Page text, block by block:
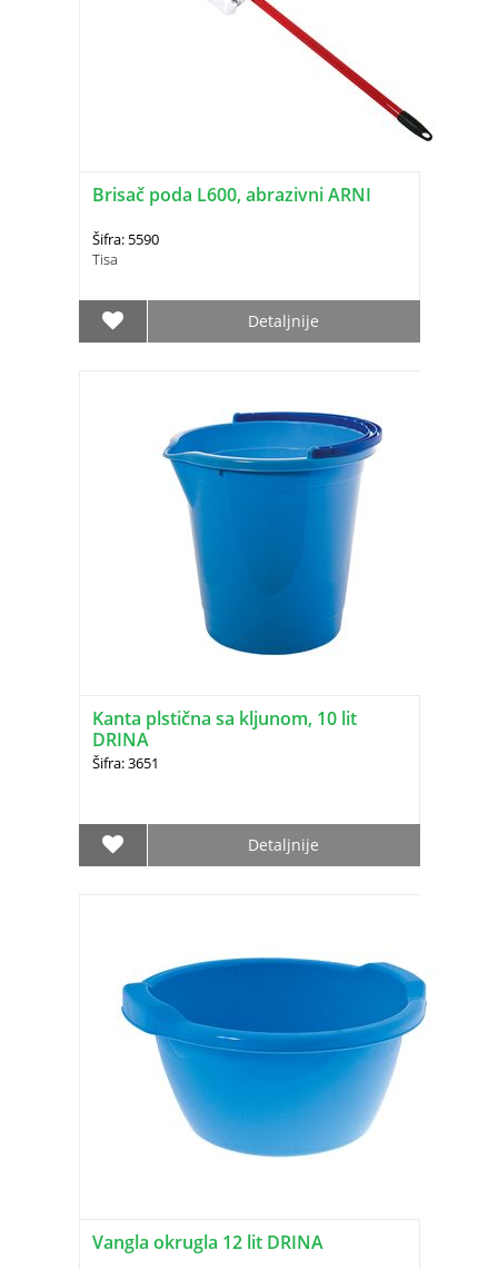
Brisač poda L600, abrazivni ARNI
Šifra: 5590
Tisa
Detaljnije
Kanta plstična sa kljunom, 10 lit
DRINA
Šifra: 3651
Detaljnije
Vangla okrugla 12 lit DRINA